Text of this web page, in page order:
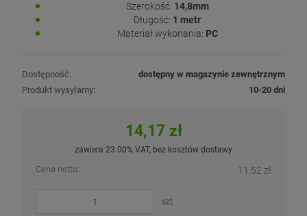
Szerokość: 14,8mm
Długość: 1 metr
Materiał wykonania: PC
Dostępność:
dostępny w magazynie zewnętrznym
Produkt wysyłamy:
10-20 dni
14,17 zł
zawiera 23.00% VAT, bez kosztów dostawy
Cena netto: 11,52 zł
szt.